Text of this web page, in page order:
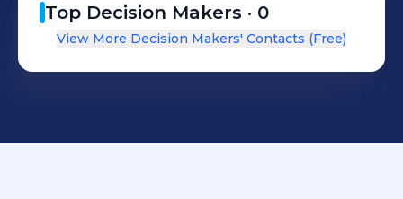
Top Decision Makers · 0
View More Decision Makers' Contacts (Free)